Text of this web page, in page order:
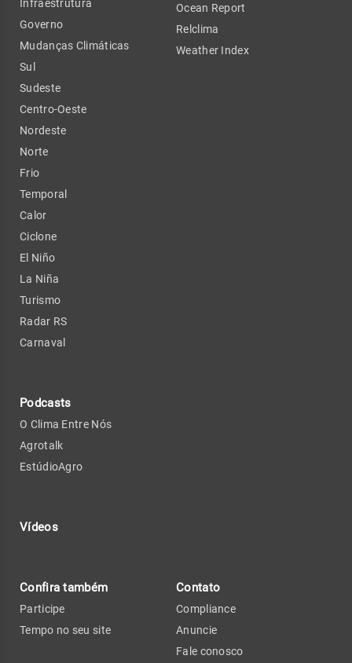
Infraestrutura
Governo
Mudanças Climáticas
Sul
Sudeste
Centro-Oeste
Nordeste
Norte
Frio
Temporal
Calor
Ciclone
El Niño
La Niña
Turismo
Radar RS
Carnaval
Podcasts
O Clima Entre Nós
Agrotalk
EstúdioAgro
Vídeos
Ocean Report
Relclima
Weather Index
Confira também
Participe
Tempo no seu site
Contato
Compliance
Anuncie
Fale conosco